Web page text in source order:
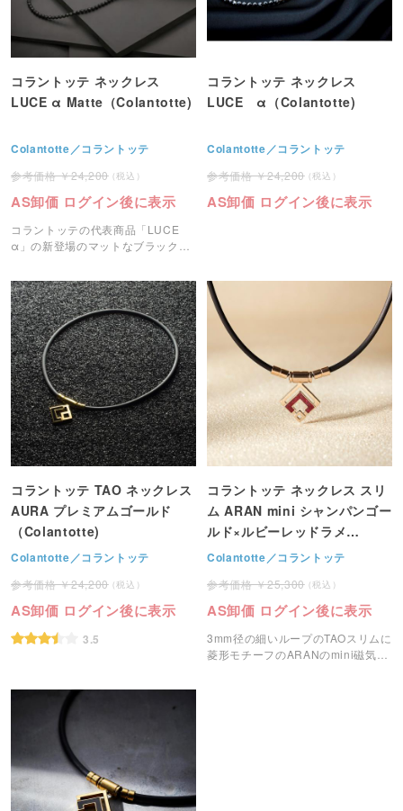
コラントッテ ネックレス
LUCE α Matte（Colantotte)
Colantotte／コラントッテ
24,200
AS卸価 ログイン後に表示
コラントッテの代表商品「LUCE
α」の新登場のマットなブラックカ
コラントッテ ネックレス
LUCE α（Colantotte)
Colantotte／コラントッテ
24,200
AS卸価 ログイン後に表示
コラントッテ TAO ネックレス
AURA プレミアムゴールド
（Colantotte)
Colantotte／コラントッテ
24,200
AS卸価 ログイン後に表示
3.5
コラントッテ ネックレス スリ
ム ARAN mini シャンパンゴー
ルド×ルビーレッドラメ
（Colantotte)
Colantotte／コラントッテ
25,300
AS卸価 ログイン後に表示
3mm径の細いループのTAOスリムに
菱形モチーフのARANのmini磁気ネ